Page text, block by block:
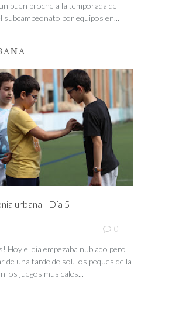
buen broche a la temporada de
subcampeonato por equipos en...
urbana - Día 5
0
Hoy el día empezaba nublado pero
de una tarde de sol.Los peques de la
los juegos musicales...